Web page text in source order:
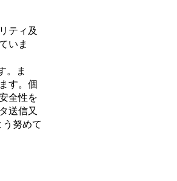
ティ及
いま
。ま
す。個
全性を
送信又
努めて